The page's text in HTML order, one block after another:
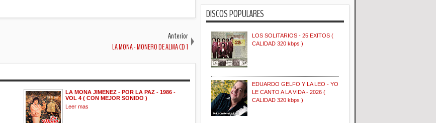
Anterior
LA MONA - MONERO DE ALMA CD 1
LA MONA JIMENEZ - POR LA PAZ - 1986 -
VOL 4 ( CON MEJOR SONIDO )
Leer mas
DISCOS POPULARES
LOS SOLITARIOS - 25 EXITOS (
CALIDAD 320 kbps )
EDUARDO GELFO Y LA LEO - YO
LE CANTO A LA VIDA - 2026 (
CALIDAD 320 kbps )